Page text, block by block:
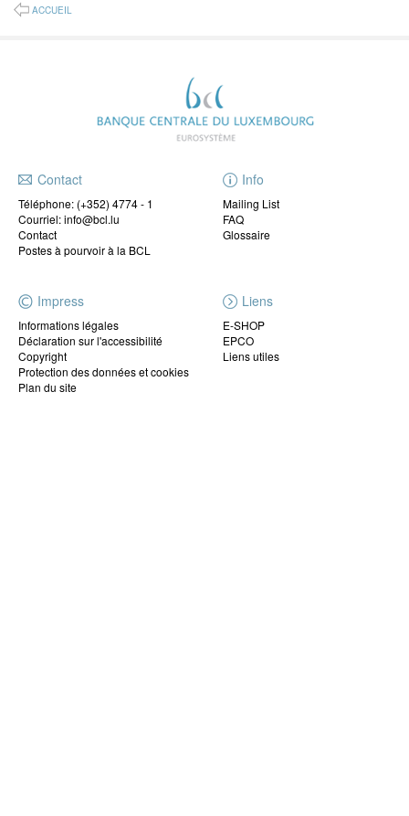
ACCUEIL
Contact
Téléphone: (+352) 4774 - 1
Courriel: info@bcl.lu
Contact
Postes à pourvoir à la BCL
Info
Mailing List
FAQ
Glossaire
Impress
Informations légales
Déclaration sur l'accessibilité
Copyright
Protection des données et cookies
Plan du site
Liens
E-SHOP
EPCO
Liens utiles